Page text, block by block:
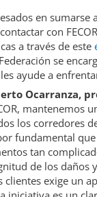
en sumarse a
con
a través de este
se
ayude a
Ocarranza,
mantenemos
los corredores
fundamental
tan
de los daños
clientes exige un